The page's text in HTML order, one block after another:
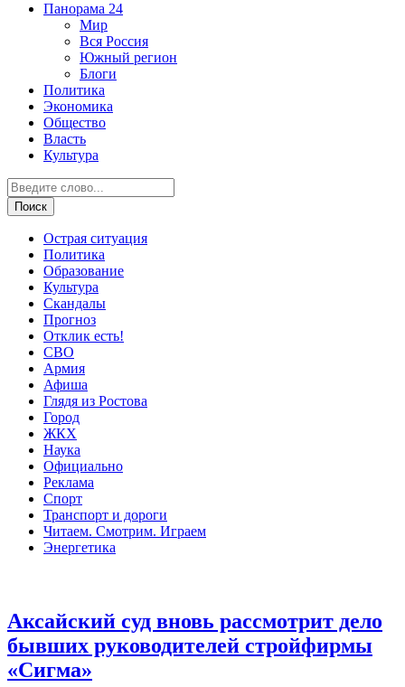
Панорама 24
Мир
Вся Россия
Южный регион
Блоги
Политика
Экономика
Общество
Власть
Культура
Острая ситуация
Политика
Образование
Культура
Скандалы
Прогноз
Отклик есть!
СВО
Армия
Афиша
Глядя из Ростова
Город
ЖКХ
Наука
Официально
Реклама
Спорт
Транспорт и дороги
Читаем. Смотрим. Играем
Энергетика
Аксайский суд вновь рассмотрит дело
бывших руководителей стройфирмы
«Сигма»